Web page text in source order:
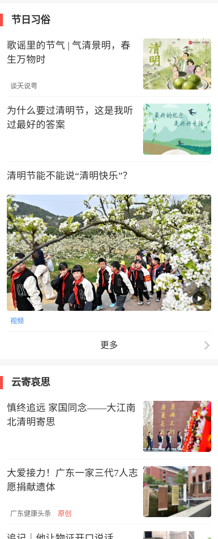
节日习俗
歌谣里的节气 | 气清景明，春
生万物时
谈天说粤
为什么要过清明节，这是我听
过最好的答案
清明节能不能说“清明快乐”？
视频
更多
云寄哀思
慎终追远 家国同念——大江南
北清明寄思
大爱接力！广东一家三代7人志
愿捐献遗体
广东健康头条 原创